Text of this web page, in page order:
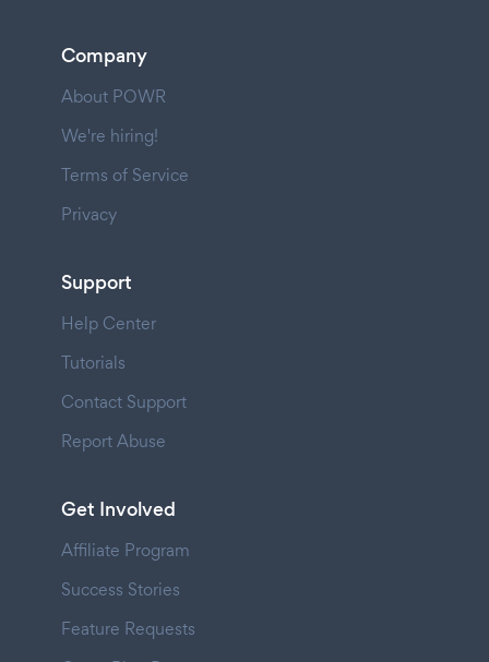
Company
About POWR
We're hiring!
Terms of Service
Privacy
Support
Help Center
Tutorials
Contact Support
Report Abuse
Get Involved
Affiliate Program
Success Stories
Feature Requests